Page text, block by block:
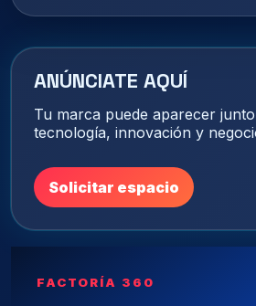
ANÚNCIATE AQUÍ
Tu marca puede aparecer
tecnología, innovación y
Solicitar espacio
FACTORÍA 360